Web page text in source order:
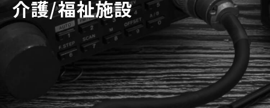
介護/福祉施設